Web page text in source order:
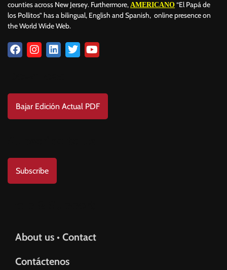
counties across New Jersey. Furthermore, AMERICANO “El Papá de
los Pollitos” has a bilingual, English and Spanish, online presence on
the World Wide Web.
Bajar Edición Actual PDF
Subscribe
About us • Contact
Contáctenos